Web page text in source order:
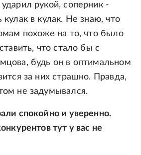
рукой, соперник -
в кулак. Не знаю, что
похоже на то, что было
что стало бы с
будь он в оптимальном
за них страшно. Правда,
не задумывался.
спокойно и уверенно.
тут у вас не